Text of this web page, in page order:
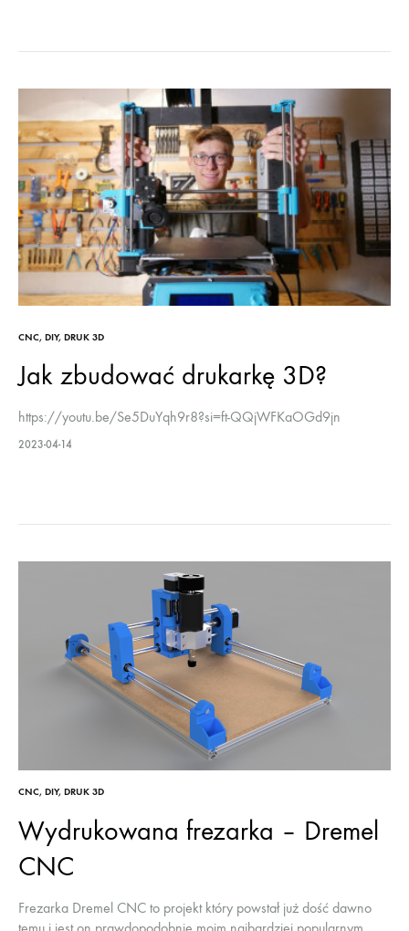
CNC, DIY, DRUK 3D
Jak zbudować drukarkę 3D?
https://youtu.be/Se5DuYqh9r8?si=ft-QQjWFKaOGd9jn
2023-04-14
CNC, DIY, DRUK 3D
Wydrukowana frezarka – Dremel
CNC
Frezarka Dremel CNC to projekt który powstał już dość dawno